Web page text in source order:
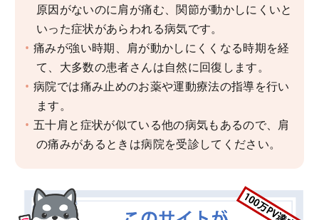
原因がないのに肩が痛む、関節が動かしにくいと
いった症状があらわれる病気です。
痛みが強い時期、肩が動かしにくくなる時期を経
て、大多数の患者さんは自然に回復します。
病院では痛み止めのお薬や運動療法の指導を行い
ます。
五十肩と症状が似ている他の病気もあるので、肩
の痛みがあるときは病院を受診してください。